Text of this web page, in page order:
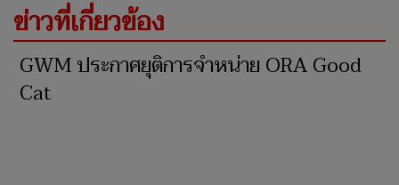
ข่าวที่เกี่ยวข้อง
GWM ประกาศยุติการจำหน่าย ORA Good
Cat